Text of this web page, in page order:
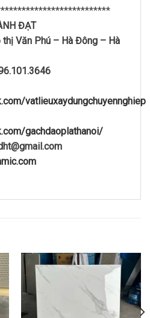
ĐẠT
Văn Phú – Hà Đông – Hà
vatlieuxaydungchuyennghiep
gachdaoplathanoi/